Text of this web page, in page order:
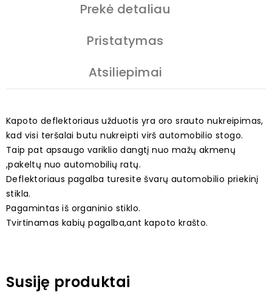
Prekė detaliau
Pristatymas
Atsiliepimai
Kapoto deflektoriaus užduotis yra oro srauto nukreipimas,
kad visi teršalai butu nukreipti virš automobilio stogo.
Taip pat apsaugo variklio dangtį nuo mažų akmenų
,pakeltų nuo automobilių ratų.
Deflektoriaus pagalba turesite švarų automobilio priekinį
stikla.
Pagamintas iš organinio stiklo.
Tvirtinamas kabių pagalba,ant kapoto krašto.
Susiję produktai